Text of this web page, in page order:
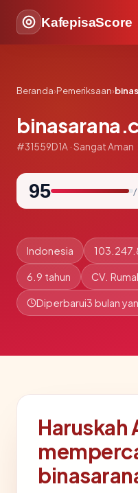
KafepisaScore
Beranda›Pemeriksaan›
#31559D1A · Sangat Aman
95 /
Indonesia
6.9 tahun CV.
Diperbarui3 bulan
Haruskah